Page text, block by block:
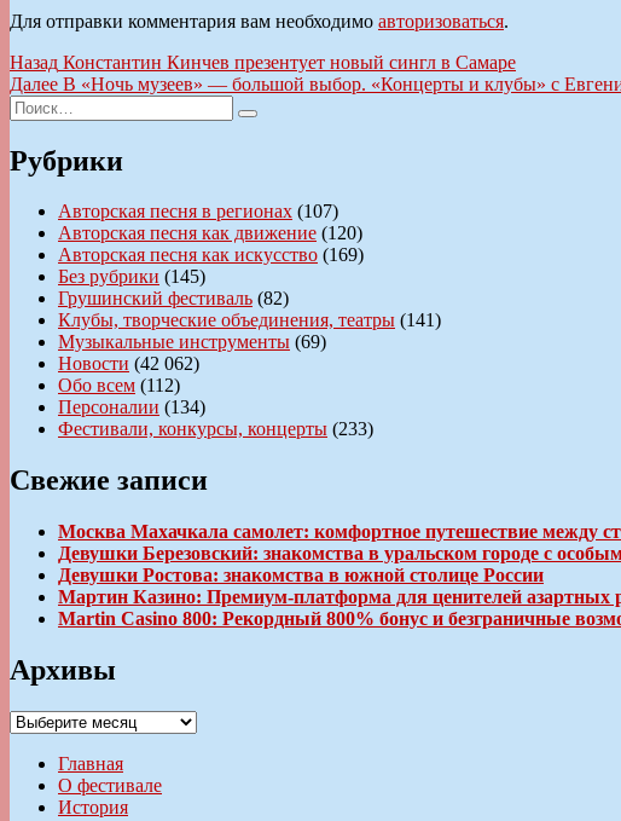
Для отправки комментария вам необходимо авторизоваться.
Навигация
по
записям
Назад Предыдущая
запись:
Константин Кинчев презентует новый сингл в Самаре
Далее Следующая
В «Ночь музеев» — большой выбор. «Концерты и клубы» с
Искать:
Поиск
Рубрики
Авторская песня в регионах (107)
Авторская песня как движение (120)
Авторская песня как искусство (169)
Без рубрики (145)
Грушинский фестиваль (82)
Клубы, творческие объединения, театры (141)
Музыкальные инструменты (69)
Новости (42 062)
Обо всем (112)
Персоналии (134)
Фестивали, конкурсы, концерты (233)
Свежие записи
Москва Махачкала самолет: комфортное путешествие между
Девушки Березовский: знакомства в уральском городе с
Девушки Ростова: знакомства в южной столице России
Мартин Казино: Премиум-платформа для ценителей азартных
Martin Casino 800: Рекордный 800% бонус и безграничные
Архивы
Архивы
Главная
О фестивале
История